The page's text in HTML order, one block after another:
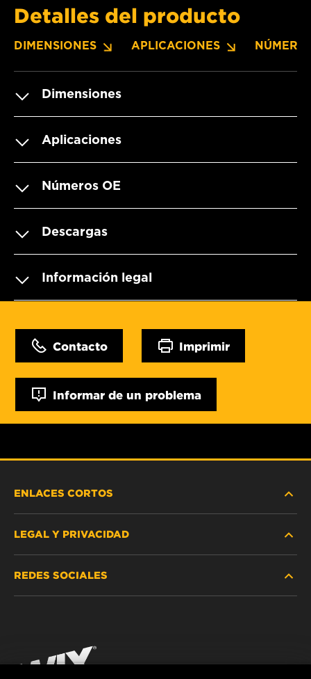
Detalles del producto
DIMENSIONES APLICACIONES
Dimensiones
Aplicaciones
Números OE
Descargas
Información legal
Contacto Imprimir
Informar de un problema
ENLACES CORTOS
DÓNDE COMPRAR
¡CONTÁCTENOS!
LEGAL Y PRIVACIDAD
IMPRESSUM
REDES SOCIALES
YouTube